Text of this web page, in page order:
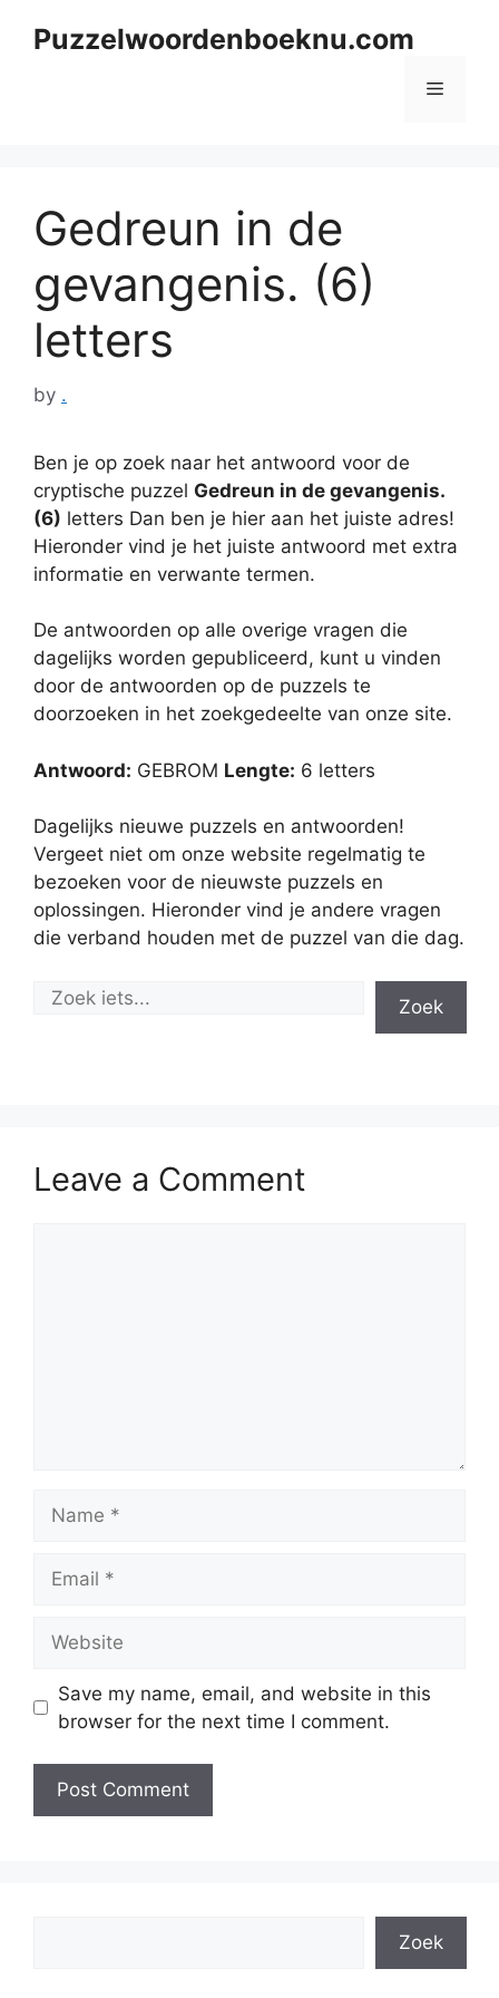
Puzzelwoordenboeknu.com
Menu
Gedreun in de
gevangenis. (6)
letters
by .
Ben je op zoek naar het antwoord voor de
cryptische puzzel Gedreun in de gevangenis.
(6) letters Dan ben je hier aan het juiste adres!
Hieronder vind je het juiste antwoord met extra
informatie en verwante termen.
De antwoorden op alle overige vragen die
dagelijks worden gepubliceerd, kunt u vinden
door de antwoorden op de puzzels te
doorzoeken in het zoekgedeelte van onze site.
Antwoord: GEBROM Lengte: 6 letters
Dagelijks nieuwe puzzels en antwoorden!
Vergeet niet om onze website regelmatig te
bezoeken voor de nieuwste puzzels en
oplossingen. Hieronder vind je andere vragen
die verband houden met de puzzel van die dag.
Zoek
Leave a Comment
Save my name, email, and website in this
browser for the next time I comment.
Zoek